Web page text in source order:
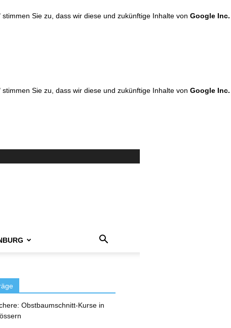
Sie zu, dass wir diese und zukünftige Inhalte von Google Inc.
Sie zu, dass wir diese und zukünftige Inhalte von Google Inc.
Obstbaumschnitt-Kurse in